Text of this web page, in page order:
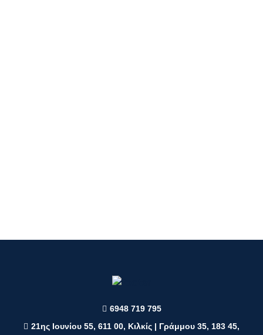
6948 719 795
21ης Ιουνίου 55, 611 00, Κιλκίς | Γράμμου 35, 183 45,